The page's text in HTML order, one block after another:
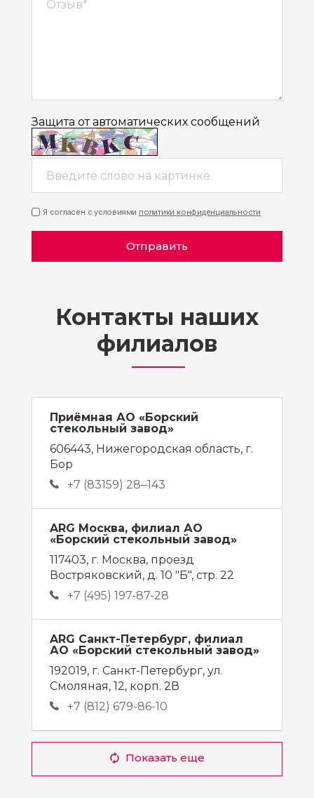
Защита от автоматических сообщений
Я согласен с условиями политики конфиденциальности
Отправить
Контакты наших
филиалов
Приёмная АО «Борский
стекольный завод»
606443, Нижегородская область, г.
Бор
+7 (83159) 28‒143
ARG Москва, филиал АО
«Борский стекольный завод»
117403, г. Москва, проезд
Востряковский, д. 10 "Б", стр. 22
+7 (495) 197-87-28
ARG Санкт-Петербург, филиал
АО «Борский стекольный завод»
192019, г. Санкт-Петербург, ул.
Смоляная, 12, корп. 2В
+7 (812) 679-86-10
Показать еще